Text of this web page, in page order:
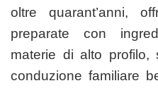
oltre quarant’anni,
preparate con
materie di alto profilo,
conduzione familiare